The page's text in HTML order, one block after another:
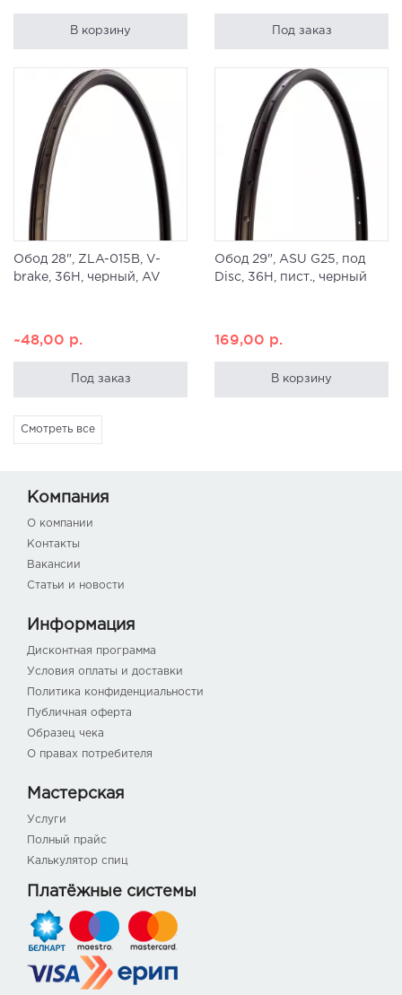
В корзину Под заказ
Обод 28", ZLA-015B, V-
brake, 36H, черный, AV
~48,00 р.
Под заказ
Обод 29", ASU G25, под
Disc, 36H, пист., черный
169,00 р.
В корзину
Смотреть все
Компания
О компании
Контакты
Вакансии
Статьи и новости
Информация
Дисконтная программа
Условия оплаты и доставки
Политика конфиденциальности
Публичная оферта
Образец чека
О правах потребителя
Мастерская
Услуги
Полный прайс
Калькулятор спиц
Платёжные системы